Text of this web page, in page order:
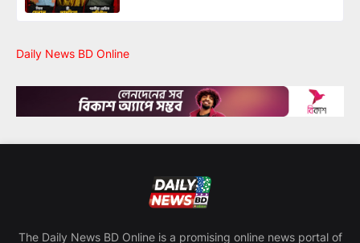
Daily News BD Online
The Daily News BD Online is a promising online news portal of